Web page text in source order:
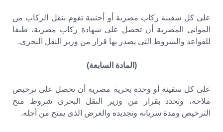
على كل سفينة ركاب مصرية أو أجنبية تقوم بنقل الركاب من
الموانى المصرية أن تحصل على شهادة ركاب مصرية، طبقا
للقواعد والشروط التى يصدر بها قرار من وزير النقل البحرى.
(المادة السابعة)
على كل سفينة أو وحدة بحرية مصرية أن تحصل على ترخيص
ملاحة، وتحدد بقرار من وزير النقل البحرى شروط منح
الترخيص ومدة سريانه وتجديده والغرض الذى يمنح من أجله.